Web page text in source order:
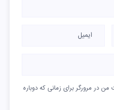
در مرورگر برای زمانی که دوباره